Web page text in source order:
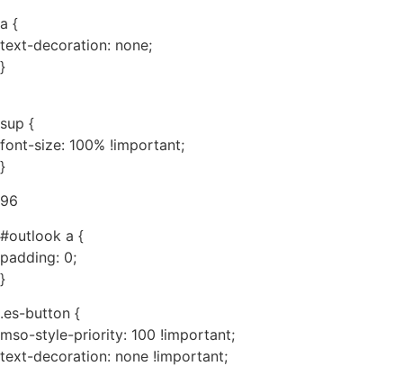
a {
text-decoration: none;
}
sup {
font-size: 100% !important;
}
96
#outlook a {
padding: 0;
}
.es-button {
mso-style-priority: 100 !important;
text-decoration: none !important;